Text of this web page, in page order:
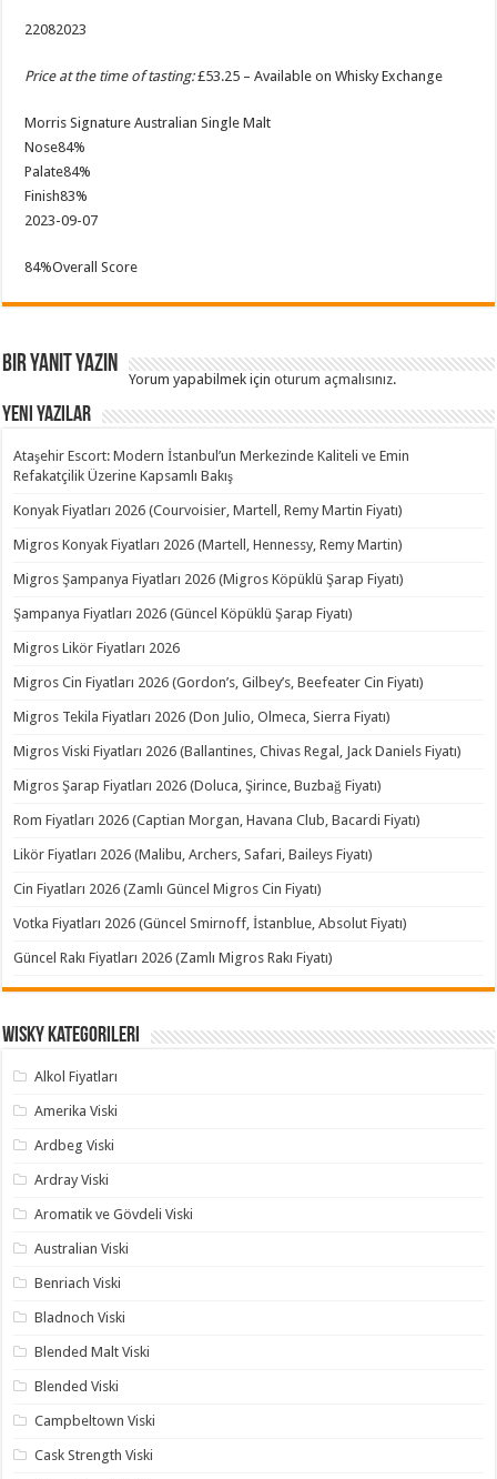
22082023
Price at the time of tasting:£53.25 – Available on Whisky Exchange
Morris Signature Australian Single Malt
Nose84%
Palate84%
Finish83%
2023-09-07
84%Overall Score
Bir yanıt yazın
Yorum yapabilmek içinoturum açmalısınız.
Yeni Yazılar
Ataşehir Escort: Modern İstanbul’un Merkezinde Kaliteli ve Emin
Refakatçilik Üzerine Kapsamlı Bakış
Konyak Fiyatları 2026 (Courvoisier, Martell, Remy Martin Fiyatı)
Migros Konyak Fiyatları 2026 (Martell, Hennessy, Remy Martin)
Migros Şampanya Fiyatları 2026 (Migros Köpüklü Şarap Fiyatı)
Şampanya Fiyatları 2026 (Güncel Köpüklü Şarap Fiyatı)
Migros Likör Fiyatları 2026
Migros Cin Fiyatları 2026 (Gordon’s, Gilbey’s, Beefeater Cin Fiyatı)
Migros Tekila Fiyatları 2026 (Don Julio, Olmeca, Sierra Fiyatı)
Migros Viski Fiyatları 2026 (Ballantines, Chivas Regal, Jack Daniels Fiyatı)
Migros Şarap Fiyatları 2026 (Doluca, Şirince, Buzbağ Fiyatı)
Rom Fiyatları 2026 (Captian Morgan, Havana Club, Bacardi Fiyatı)
Likör Fiyatları 2026 (Malibu, Archers, Safari, Baileys Fiyatı)
Cin Fiyatları 2026 (Zamlı Güncel Migros Cin Fiyatı)
Votka Fiyatları 2026 (Güncel Smirnoff, İstanblue, Absolut Fiyatı)
Güncel Rakı Fiyatları 2026 (Zamlı Migros Rakı Fiyatı)
Wisky Kategorileri
Alkol Fiyatları
Amerika Viski
Ardbeg Viski
Ardray Viski
Aromatik ve Gövdeli Viski
Australian Viski
Benriach Viski
Bladnoch Viski
Blended Malt Viski
Blended Viski
Campbeltown Viski
Cask Strength Viski